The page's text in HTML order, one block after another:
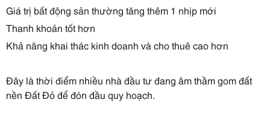
Giá trị bất động sản thường tăng thêm 1 nhịp mới
Thanh khoản tốt hơn
Khả năng khai thác kinh doanh và cho thuê cao hơn
Đây là thời điểm nhiều nhà đầu tư đang âm thầm gom đất
nền Đất Đỏ để đón đầu quy hoạch.